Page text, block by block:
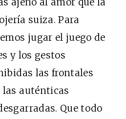
suiza. Para
jugar el juego de
y los gestos
las frontales
las auténticas
Que todo